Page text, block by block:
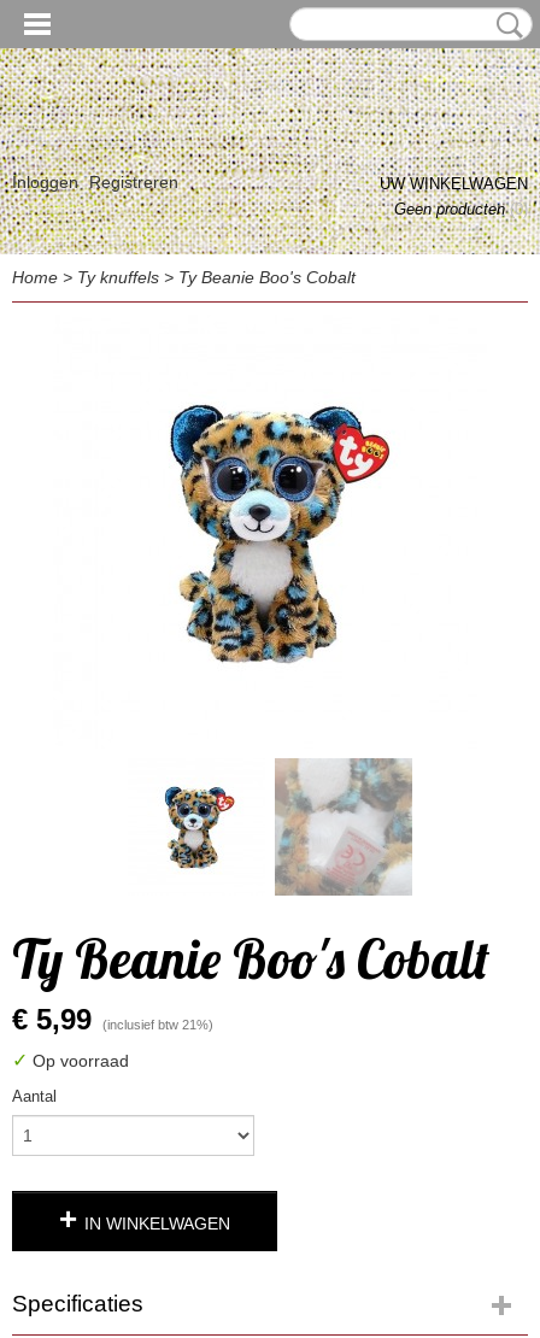
Inloggen Registreren
UW WINKELWAGEN
Geen producten(0)
Home > Ty knuffels > Ty Beanie Boo's Cobalt
Ty Beanie Boo's Cobalt
€ 5,99 (inclusief btw 21%)
✓ Op voorraad
Aantal
IN WINKELWAGEN
Specificaties